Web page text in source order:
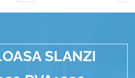
SLANZI